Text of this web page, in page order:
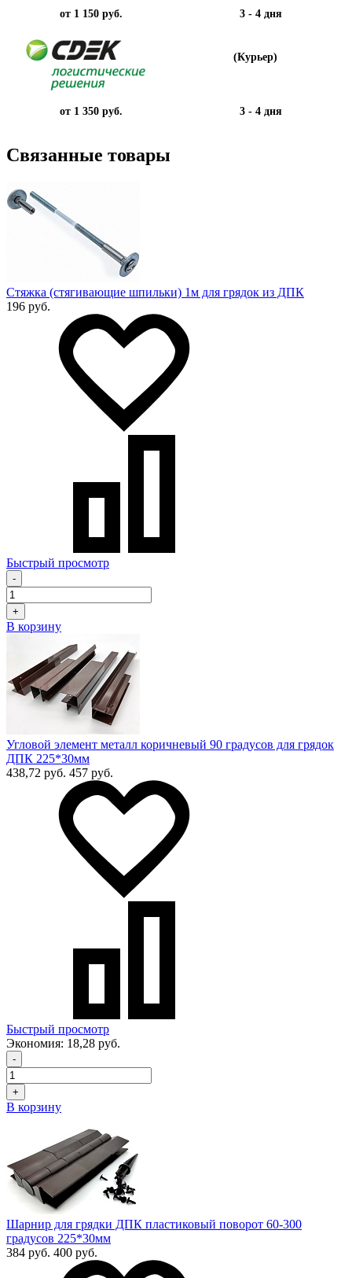
от 1 150 руб. 3 - 4 дня
(Курьер)
от 1 350 руб. 3 - 4 дня
Связанные товары
Стяжка (стягивающие шпильки) 1м для грядок из ДПК
196 руб.
Быстрый просмотр
-
+
В корзину
Угловой элемент металл коричневый 90 градусов для грядок
ДПК 225*30мм
438,72 руб. 457 руб.
Быстрый просмотр
Экономия: 18,28 руб.
-
+
В корзину
Шарнир для грядки ДПК пластиковый поворот 60-300
градусов 225*30мм
384 руб. 400 руб.